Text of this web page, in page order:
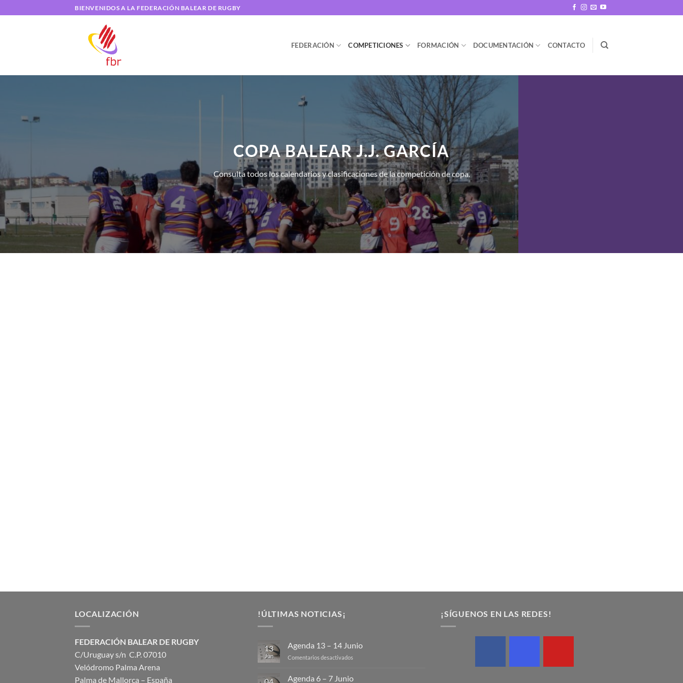
al
BIENVENIDOS A LA FEDERACIÓN BALEAR DE RUGBY
FEDERACIÓN COMPETICIONES FORMACIÓN DOCUMENTACIÓN CONTACTO
COPA BALEAR J.J. GARCÍA
Consulta todos los calendarios y clasificaciones de la competición de copa.
LOCALIZACIÓN
FEDERACIÓN BALEAR DE RUGBY
C/Uruguay s/n C.P. 07010
Velódromo Palma Arena
Palma de Mallorca – España
!ÚLTIMAS NOTICIAS¡
13
Jun
Agenda 13 – 14 Junio
Comentarios desactivados
04 Agenda 6 – 7 Junio
¡SÍGUENOS EN LAS REDES!